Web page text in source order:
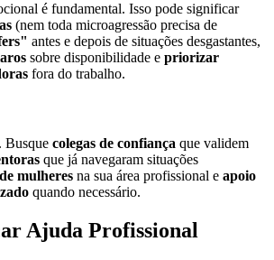
é fundamental. Isso pode significar
(nem toda microagressão precisa de
antes e depois de situações desgastantes,
sobre disponibilidade e priorizar
fora do trabalho.
Busque colegas de confiança que validem
que já navegaram situações
mulheres na sua área profissional e apoio
quando necessário.
Ajuda Profissional